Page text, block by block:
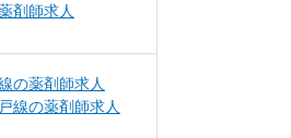
剤師求人
の薬剤師求人
線の薬剤師求人